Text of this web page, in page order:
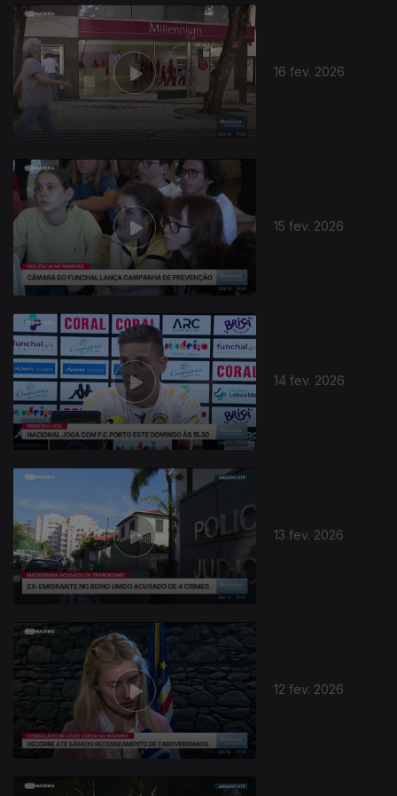
16 fev. 2026
15 fev. 2026
909165
14 fev. 2026
13 fev. 2026
12 fev. 2026